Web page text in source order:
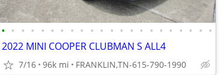
• • • • • • • • • • • • • • • • • • • • • •
2022 MINI COOPER CLUBMAN S ALL4
7/16 96k mi FRANKLIN,TN-615-790-1990